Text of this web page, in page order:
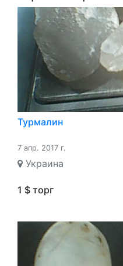
Турмалин
7 апр. 2017 г.
Украина
1 $ торг